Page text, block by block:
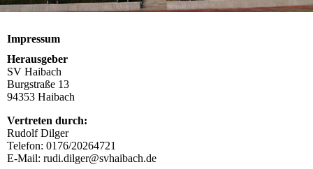
Impressum
Herausgeber
SV Haibach
Burgstraße 13
94353 Haibach
Vertreten durch:
Rudolf Dilger
Telefon: 0176/20264721
E-Mail: rudi.dilger@svhaibach.de